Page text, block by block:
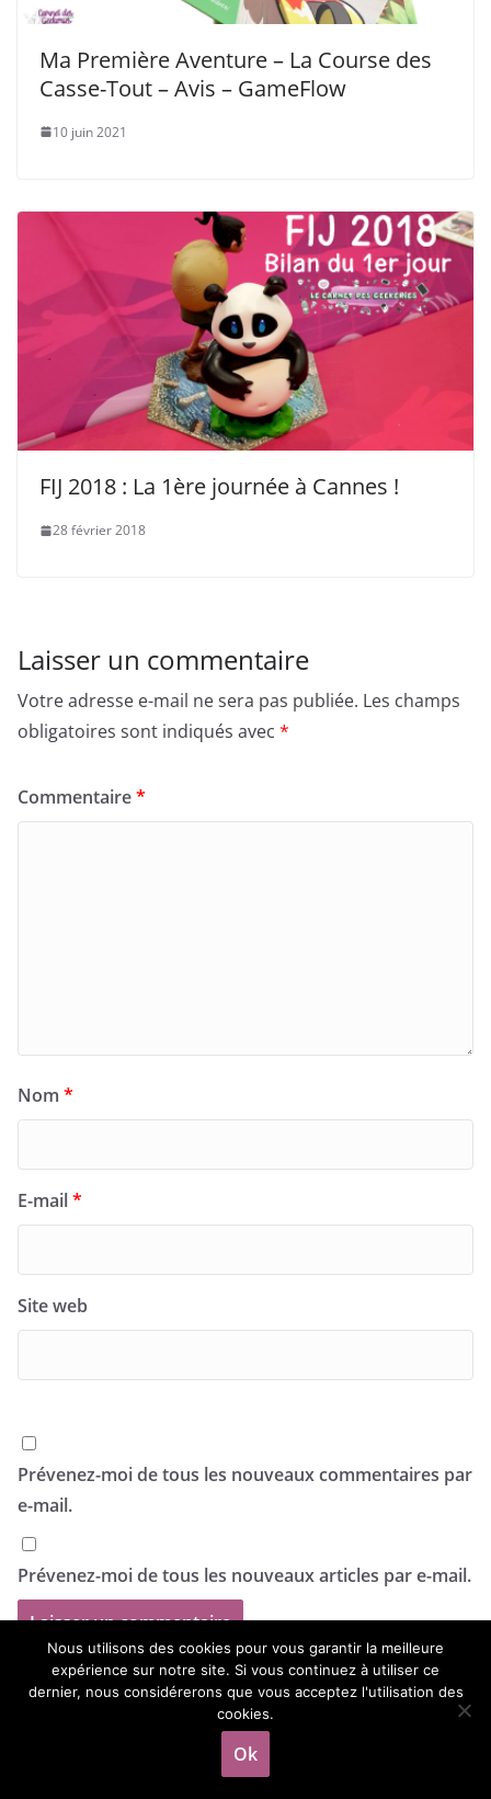
Ma Première Aventure – La Course des
Casse-Tout – Avis – GameFlow
10 juin 2021
FIJ 2018 : La 1ère journée à Cannes !
28 février 2018
Laisser un commentaire
Votre adresse e-mail ne sera pas publiée. Les champs
obligatoires sont indiqués avec *
Commentaire*
Nom *
E-mail*
Site web
Prévenez-moi de tous les nouveaux commentaires par
e-mail.
Prévenez-moi de tous les nouveaux articles par e-mail.
Me suivre sur les réseaux
Nous utilisons des cookies pour vous garantir la meilleure
expérience sur notre site. Si vous continuez à utiliser ce
dernier, nous considérerons que vous acceptez l'utilisation des
cookies.
Ok